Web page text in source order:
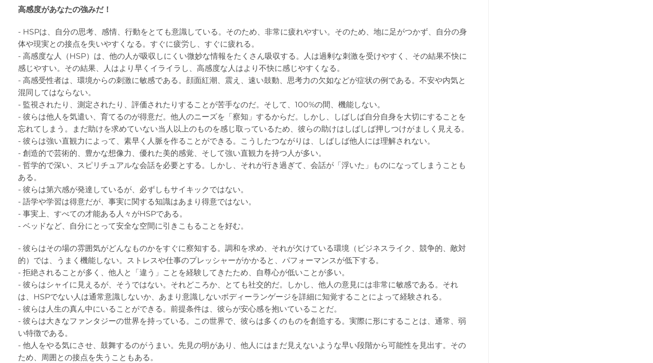
高感度があなたの強みだ！
- HSPは、自分の思考、感情、行動をとても意識している。そのため、非常に疲れやすい。そのため、地に足がつかず、自分の身
体や現実との接点を失いやすくなる。すぐに疲労し、すぐに疲れる。
- 高感度な人（HSP）は、他の人が吸収しにくい微妙な情報をたくさん吸収する。人は過剰な刺激を受けやすく、その結果不快に
感じやすい。その結果、人はより早くイライラし、高感度な人はより不快に感じやすくなる。
- 高感受性者は、環境からの刺激に敏感である。顔面紅潮、震え、速い鼓動、思考力の欠如などが症状の例である。不安や内気と
混同してはならない。
- 監視されたり、測定されたり、評価されたりすることが苦手なのだ。そして、100%の間、機能しない。
- 彼らは他人を気遣い、育てるのが得意だ。他人のニーズを「察知」するからだ。しかし、しばしば自分自身を大切にすることを
忘れてしまう。まだ助けを求めていない当人以上のものを感じ取っているため、彼らの助けはしばしば押しつけがましく見える。
- 彼らは強い直観力によって、素早く人脈を作ることができる。こうしたつながりは、しばしば他人には理解されない。
- 創造的で芸術的、豊かな想像力、優れた美的感覚、そして強い直観力を持つ人が多い。
- 哲学的で深い、スピリチュアルな会話を必要とする。しかし、それが行き過ぎて、会話が「浮いた」ものになってしまうことも
ある。
- 彼らは第六感が発達しているが、必ずしもサイキックではない。
- 語学や学習は得意だが、事実に関する知識はあまり得意ではない。
- 事実上、すべての才能ある人々がHSPである。
- ベッドなど、自分にとって安全な空間に引きこもることを好む。
- 彼らはその場の雰囲気がどんなものかをすぐに察知する。調和を求め、それが欠けている環境（ビジネスライク、競争的、敵対
的）では、うまく機能しない。ストレスや仕事のプレッシャーがかかると、パフォーマンスが低下する。
- 拒絶されることが多く、他人と「違う」ことを経験してきたため、自尊心が低いことが多い。
- 彼らはシャイに見えるが、そうではない。それどころか、とても社交的だ。しかし、他人の意見には非常に敏感である。それ
は、HSPでない人は通常意識しないか、あまり意識しないボディーランゲージを詳細に知覚することによって経験される。
- 彼らは人生の真ん中にいることができる。前提条件は、彼らが安心感を抱いていることだ。
- 彼らは大きなファンタジーの世界を持っている。この世界で、彼らは多くのものを創造する。実際に形にすることは、通常、弱
い特徴である。
- 他人をやる気にさせ、鼓舞するのがうまい。先見の明があり、他人にはまだ見えないような早い段階から可能性を見出す。その
ため、周囲との接点を失うこともある。